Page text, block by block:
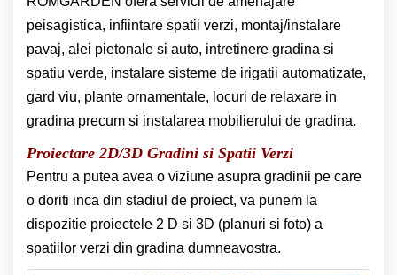
peisagistica, infiintare spatii verzi, montaj/instalare
pavaj, alei pietonale si auto, intretinere gradina si
spatiu verde, instalare sisteme de irigatii automatizate,
gard viu, plante ornamentale, locuri de relaxare in
gradina precum si instalarea mobilierului de gradina.
Proiectare 2D/3D Gradini si Spatii Verzi
Pentru a putea avea o viziune asupra gradinii pe care
o doriti inca din stadiul de proiect, va punem la
dispozitie proiectele 2 D si 3D (planuri si foto) a
spatiilor verzi din gradina dumneavostra.